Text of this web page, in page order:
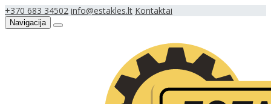
+370 683 34502 info@estakles.lt Kontaktai
Navigacija